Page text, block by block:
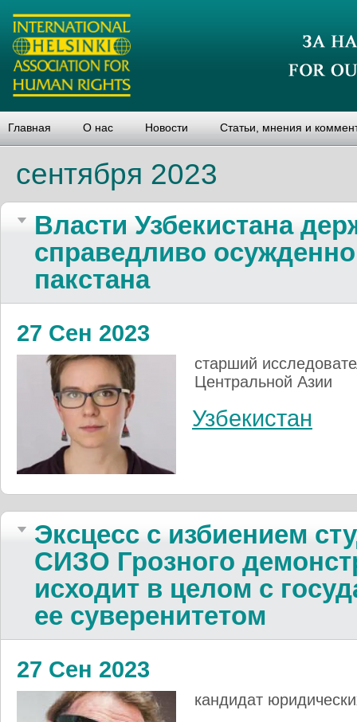
Главная О нас Новости Статьи, мнения и
сентября 2023
Власти Узбе­ки­стана
спра­вед­ливо
па­кстана
27 Сен 2023
старший
Центральной Азии
Узбекистан
Эксцесс с из­би­е­нием
СИЗО Гроз­ного
ис­ходит в це­лом с
ее су­ве­ре­ни­тетом
27 Сен 2023
кандидат